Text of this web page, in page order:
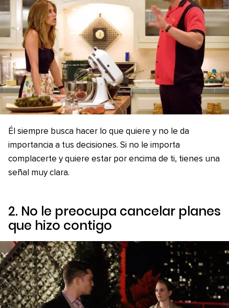
Él siempre busca hacer lo que quiere y no le da
importancia a tus decisiones. Si no le importa
complacerte y quiere estar por encima de ti, tienes una
señal muy clara.
2. No le preocupa cancelar planes
que hizo contigo